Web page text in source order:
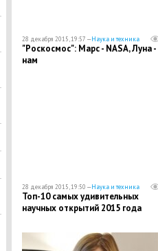
28 декабря 2015, 19:57 —Наука и техника
"Роскосмос": Марс - NASA, Луна -
нам
28 декабря 2015, 19:50 —Наука и техника
Топ-10 самых удивительных
научных открытий 2015 года